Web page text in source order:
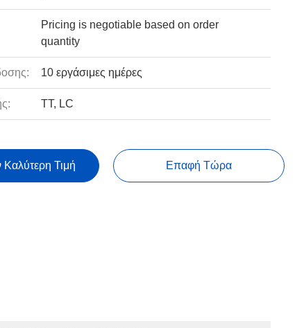
Pricing is negotiable based on order
quantity
10 εργάσιμες ημέρες
TT, LC
Καλύτερη Τιμή Επαφή Τώρα